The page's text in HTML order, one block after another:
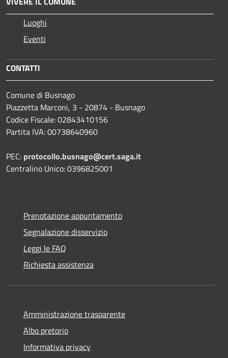
Luoghi
Eventi
CONTATTI
Comune di Busnago
Piazzetta Marconi, 3 - 20874 - Busnago
Codice Fiscale: 02843410156
Partita IVA: 00738640960
PEC: protocollo.busnago@cert.saga.it
Centralino Unico: 0396825001
Prenotazione appuntamento
Segnalazione disservizio
Leggi le FAQ
Richiesta assistenza
Amministrazione trasparente
Albo pretorio
Informativa privacy